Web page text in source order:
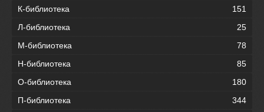
К-библиотека
151
Л-библиотека
25
М-библиотека
78
Н-библиотека
85
О-библиотека
180
П-библиотека
344